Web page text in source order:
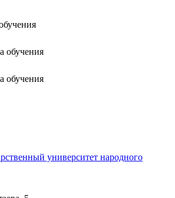
обучения
обучения
университет народного